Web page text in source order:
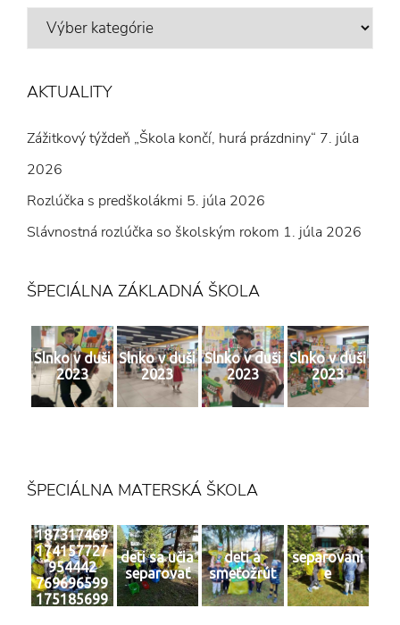
VÝBER
AKTUALITY
Zážitkový týždeň „Škola končí, hurá prázdniny“ 7. júla
2026
Rozlúčka s predškolákmi 5. júla 2026
Slávnostná rozlúčka so školským rokom 1. júla 2026
ŠPECIÁLNA ZÁKLADNÁ ŠKOLA
Slnko v duši
2023
Slnko v duši
2023
Slnko v duši
2023
Slnko v duši
2023
ŠPECIÁLNA MATERSKÁ ŠKOLA
187317469
174157727
954442
769696599
175185699
deti sa učia
separovať
deti a
smeťožrút
separovani
e